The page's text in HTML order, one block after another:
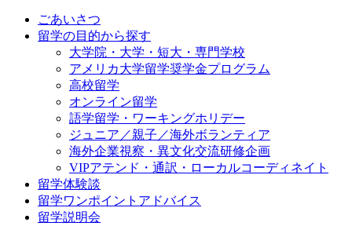
ごあいさつ
留学の目的から探す
大学院・大学・短大・専門学校
アメリカ大学留学奨学金プログラム
高校留学
オンライン留学
語学留学・ワーキングホリデー
ジュニア／親子／海外ボランティア
海外企業視察・異文化交流研修企画
VIPアテンド・通訳・ローカルコーディネイト
留学体験談
留学ワンポイントアドバイス
留学説明会